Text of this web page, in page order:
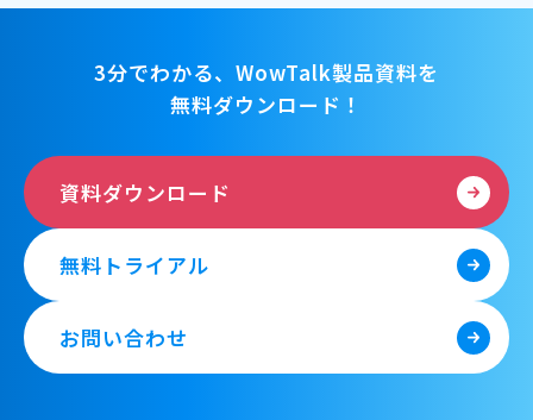
3分でわかる、WowTalk製品資料を
無料ダウンロード！
資料ダウンロード
無料トライアル
お問い合わせ